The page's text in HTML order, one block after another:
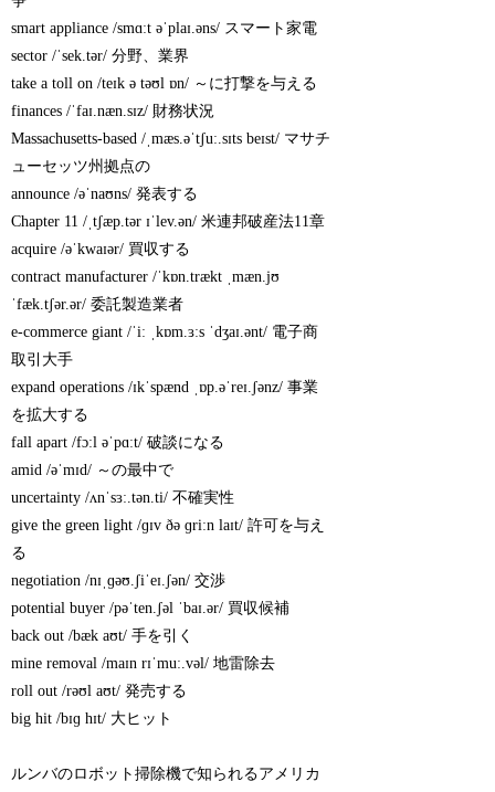
smart appliance /smɑːt əˈplaɪ.əns/ スマート家電
sector /ˈsek.tər/ 分野、業界
take a toll on /teɪk ə təʊl ɒn/ ～に打撃を与える
finances /ˈfaɪ.næn.sɪz/ 財務状況
Massachusetts-based /ˌmæs.əˈtʃuː.sɪts beɪst/ マサチ
ューセッツ州拠点の
announce /əˈnaʊns/ 発表する
Chapter 11 /ˌtʃæp.tər ɪˈlev.ən/ 米連邦破産法11章
acquire /əˈkwaɪər/ 買収する
contract manufacturer /ˈkɒn.trækt ˌmæn.jʊ
ˈfæk.tʃər.ər/ 委託製造業者
e-commerce giant /ˈiː ˌkɒm.ɜːs ˈdʒaɪ.ənt/ 電子商
取引大手
expand operations /ɪkˈspænd ˌɒp.əˈreɪ.ʃənz/ 事業
を拡大する
fall apart /fɔːl əˈpɑːt/ 破談になる
amid /əˈmɪd/ ～の最中で
uncertainty /ʌnˈsɜː.tən.ti/ 不確実性
give the green light /ɡɪv ðə ɡriːn laɪt/ 許可を与え
る
negotiation /nɪˌɡəʊ.ʃiˈeɪ.ʃən/ 交渉
potential buyer /pəˈten.ʃəl ˈbaɪ.ər/ 買収候補
back out /bæk aʊt/ 手を引く
mine removal /maɪn rɪˈmuː.vəl/ 地雷除去
roll out /rəʊl aʊt/ 発売する
big hit /bɪɡ hɪt/ 大ヒット
ルンバのロボット掃除機で知られるアメリカ